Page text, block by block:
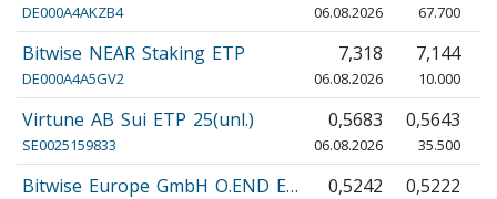
DE000A4AKZB4 06.08.2026 67.700
Bitwise NEAR Staking ETP
DE000A4A5GV2
7,318
06.08.2026
7,144
10.000
Virtune AB Sui ETP 25(unl.)
SE0025159833
0,5683
06.08.2026
0,5643
35.500
Bitwise Europe GmbH O.END E… 0,5242 0,5222